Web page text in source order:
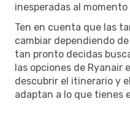
inesperadas al
Ten en cuenta que las
cambiar dependiendo
tan pronto decidas
las opciones de Ryanair
descubrir el itinerario y
adaptan a lo que tienes